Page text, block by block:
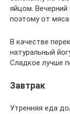
яйцом. Вечерний
поэтому от
В качестве
натуральный
Сладкое лучше
Завтрак
Утренняя еда